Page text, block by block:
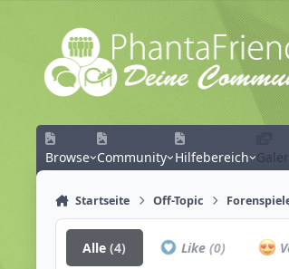
Zum Inhalt springen
Browse Community Hilfebereich
Startseite Off-Topic
Alle(4) Like (0)